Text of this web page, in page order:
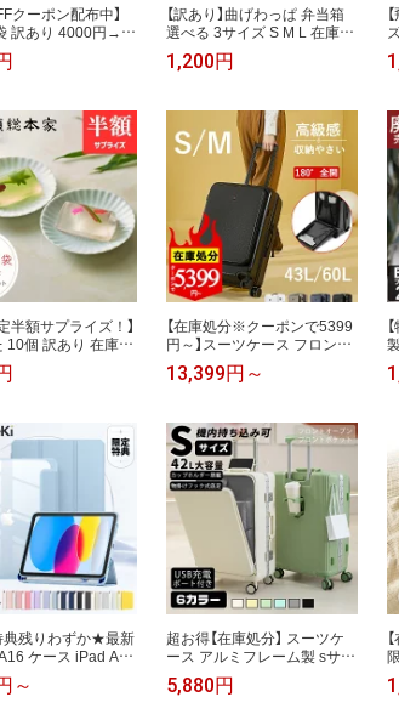
クーポン配布中】
訳あり 4000円→2
き海苔 味付け海苔
のり バラエティ
ロス 削減 フードロ
わせ 生活応援 送料
け 食べ物 もみのり
【訳あり】曲げわっぱ 弁当箱
選べる 3サイズ S M L 在庫限
り 日本国内仕上げ お弁当箱
わっぱ弁当箱 曲げわっぱ弁
1段 2段 丸型 かぶせ型 木製
おしゃれ 和風 ランチボック
ス アウトレット 在庫処分 数
1,200円
半額サプライズ！】
10個 訳あり 在庫処
品 食品ロス 塩瀬総
ゼリー 和菓子 高級
【在庫処分※クーポンで5399
円～】スーツケース フロント
オープン ファスナータイプ s
サイズ mサイズ前ポケット
プン 前開き キャリーバッグ
送料無料 小型 出張 旅行 メン
ズ s0580
13,399円～
残りわずか★最新
ケース iPad Air
モデル 11インチ
第5世代 第4世代 i
～
超お得【在庫処分】 スーツケ
ース アルミフレーム製 sサイ
ズ フロントオープン 前ポケ
ット ハーフオープン 軽量 キ
5,880円